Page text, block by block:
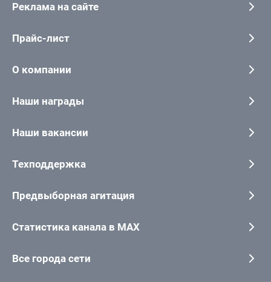
Реклама на сайте
Прайс-лист
О компании
Наши награды
Наши вакансии
Техподдержка
Предвыборная агитация
Статистика канала в MAX
Все города сети